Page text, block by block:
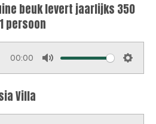
beuk levert jaarlijks 350
persoon
00:00
M
S
Villa